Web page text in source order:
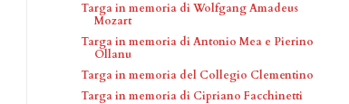
Targa in memoria di Wolfgang Amadeus
Mozart
Targa in memoria di Antonio Mea e Pierino
Ollanu
Targa in memoria del Collegio Clementino
Targa in memoria di Cipriano Facchinetti